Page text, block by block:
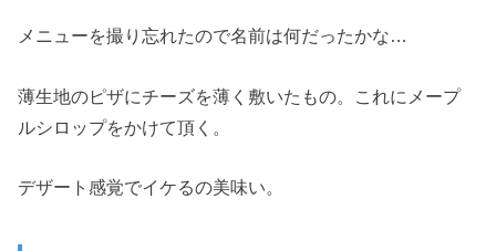
メニューを撮り忘れたので名前は何だったかな…
薄生地のピザにチーズを薄く敷いたもの。これにメープ
ルシロップをかけて頂く。
デザート感覚でイケるの美味い。